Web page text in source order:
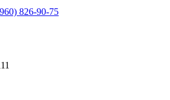
826-90-75